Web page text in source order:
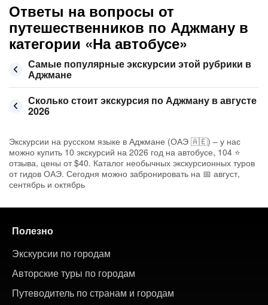
Ответы на вопросы от
путешественников по Аджману в
категории «На автобусе»
Самые популярные экскурсии этой рубрики в
Аджмане
Сколько стоит экскурсия по Аджману в августе
2026
Экскурсии на русском языке в Аджмане (ОАЭ 🇦🇪) – у нас
можно купить 10 экскурсий на 2026 год на автобусе, 104 ⭐
отзыва, цены от $40. Каталог необычных экскурсионных туров
от гидов ОАЭ. Сегодня можно забронировать на 📅 август,
сентябрь и октябрь
Полезно
Экскурсии по городам
Авторские туры по городам
Путеводитель по странам и городам